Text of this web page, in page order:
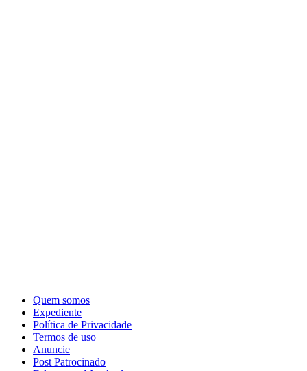
Quem somos
Expediente
Política de Privacidade
Termos de uso
Anuncie
Post Patrocinado